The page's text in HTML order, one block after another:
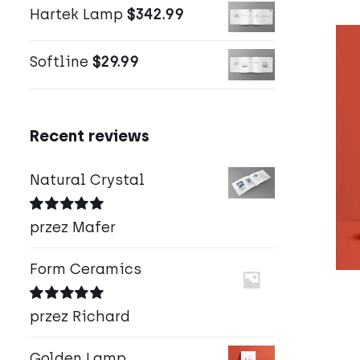
Hartek Lamp $342.99
Softline $29.99
Recent reviews
Natural Crystal
Oceniono5
na 5
przez Mafer
Form Ceramics
Oceniono5
na 5
przez Richard